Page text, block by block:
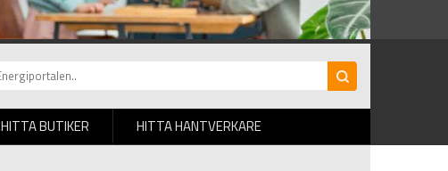
HITTA BUTIKER HITTA HANTVERKARE